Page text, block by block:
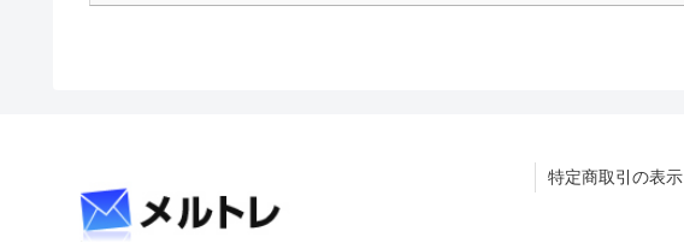
特定商取引の表示